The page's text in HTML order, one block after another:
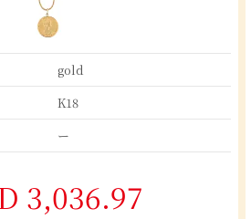
gold
K18
ー
3,036.97